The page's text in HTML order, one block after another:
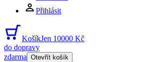
Přihlásit
KošíkJen 10000 Kč
do dopravy
zdarma Otevřít košík